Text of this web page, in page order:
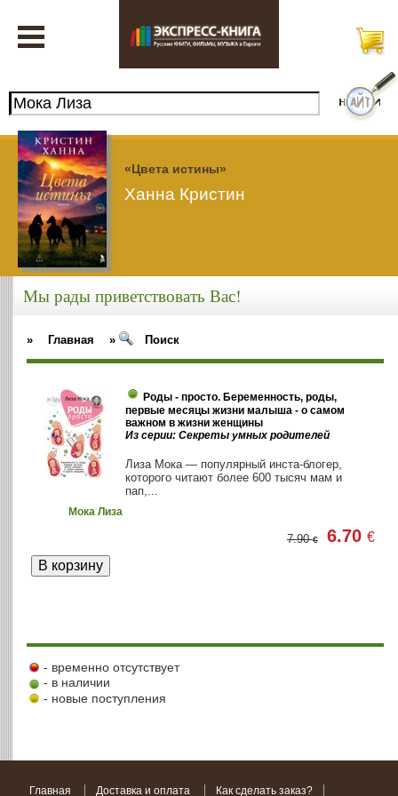
«Цвета истины»
Ханна Кристин
Мы рады приветствовать Вас!
» Главная » Поиск
Роды - просто. Беременность, роды,
первые месяцы жизни малыша - о самом
важном в жизни женщины
Из серии: Секреты умных родителей
Лиза Мока — популярный инста-блогер,
которого читают более 600 тысяч мам и
пап,...
Мока Лиза
7.90€ 6.70€
- временно отсутствует
- в наличии
- новые поступления
Главная Доставка и оплата Как сделать заказ?